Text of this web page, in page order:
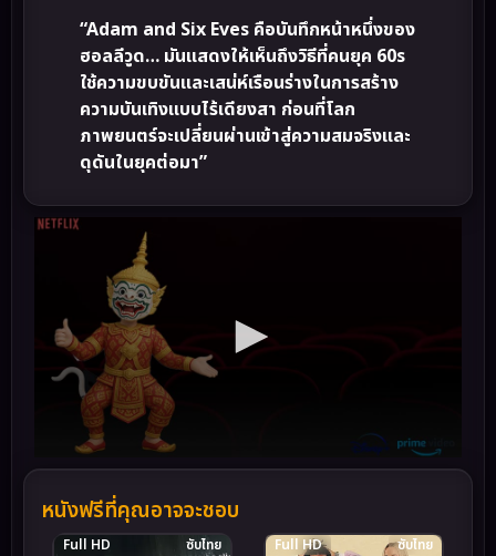
“Adam and Six Eves คือบันทึกหน้าหนึ่งของ
ฮอลลีวูด… มันแสดงให้เห็นถึงวิธีที่คนยุค 60s
ใช้ความขบขันและเสน่ห์เรือนร่างในการสร้าง
ความบันเทิงแบบไร้เดียงสา ก่อนที่โลก
ภาพยนตร์จะเปลี่ยนผ่านเข้าสู่ความสมจริงและ
ดุดันในยุคต่อมา”
หนังฟรีที่คุณอาจจะชอบ
Full HD ซับไทย Full HD ซับไทย